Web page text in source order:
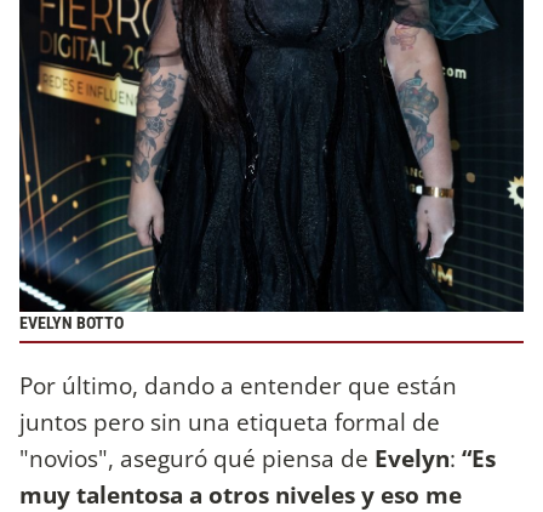
EVELYN BOTTO
Por último, dando a entender que están
juntos pero sin una etiqueta formal de
"novios", aseguró qué piensa de Evelyn: “Es
muy talentosa a otros niveles y eso me